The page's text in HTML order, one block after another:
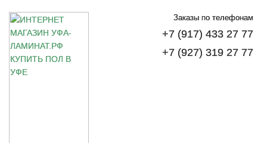
Заказы по телефонам
+7 (917) 433 27 77
+7 (927) 319 27 77